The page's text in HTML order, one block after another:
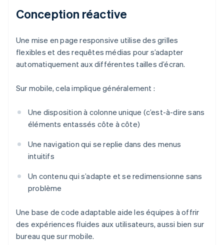
Conception réactive
Une mise en page responsive utilise des grilles
flexibles et des requêtes médias pour s’adapter
automatiquement aux différentes tailles d’écran.
Sur mobile, cela implique généralement :
Une disposition à colonne unique (c’est-à-dire sans
éléments entassés côte à côte)
Une navigation qui se replie dans des menus
intuitifs
Un contenu qui s’adapte et se redimensionne sans
problème
Une base de code adaptable aide les équipes à offrir
des expériences fluides aux utilisateurs, aussi bien sur
bureau que sur mobile.